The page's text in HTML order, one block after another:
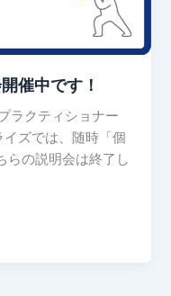
催中です！
ラクティショナー
ズでは、随時「個
らの説明会は終了し